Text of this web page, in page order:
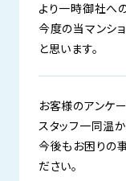
より一時御社へ
今度の当マンシ
と思います。
お客様のアンケ
スタッフ一同温
今後もお困りの
ださい。